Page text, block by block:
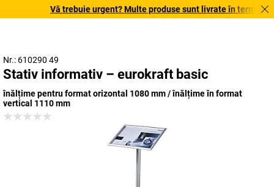
Vă trebuie urgent? Multe produse sunt livrate în termen
Nr.: 610290 49
Stativ informativ – eurokraft basic
înălțime pentru format orizontal 1080 mm / înălțime în format
vertical 1110 mm